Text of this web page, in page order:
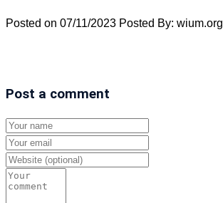
Posted on 07/11/2023 Posted By: wium.org
Post a comment